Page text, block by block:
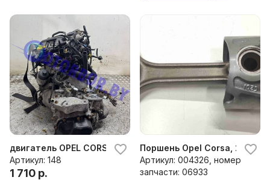
двигатель OPEL CORSA, 2007 г.
Артикул: 148
1 710 р.
Поршень Opel Corsa, 2007 г.
Артикул: 004326, номер
запчасти: 06933